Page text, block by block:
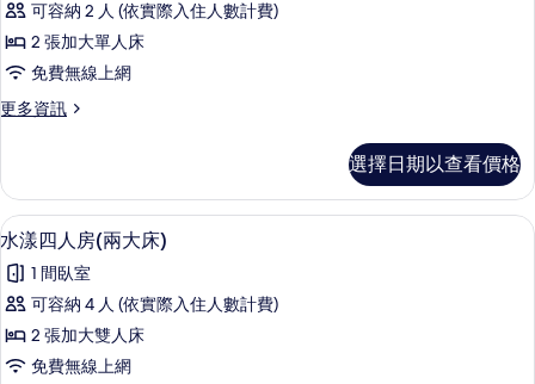
選
條
香
雙
房
小
床)
的
所
有
相
片
可容納 2 人 (依實際入住人數計費)
2 張加大單人床
免費無線上網
更多資訊
更
雙
人
房
小
床)
詳
情
選擇日期以查看價格
顯
示
水
漾
四
水漾四人房(兩大床) | 1 間臥室、書桌
5
水漾四人房(兩大床)
1 間臥室
可容納 4 人 (依實際入住人數計費)
2 張加大雙人床
免費無線上網